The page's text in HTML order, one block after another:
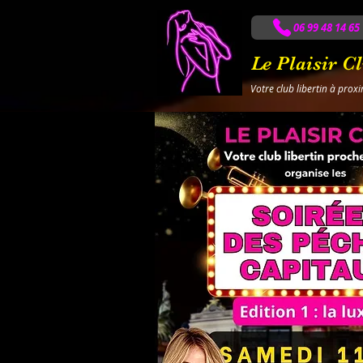
Le Plaisir
Votre club libertin à
06 99 48 14 65